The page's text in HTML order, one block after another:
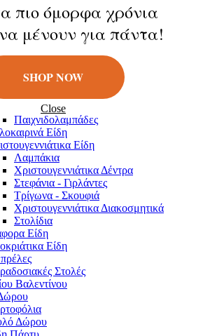
Κούκλες
Φιγούρες
Εξωτερικού Χώρου
Μπάλες
Πατίνια
Είδη
Είδη
Λαμπάδες
Παιχνιδολαμπάδες
Eίδη
Είδη
Λαμπάκια
Χριστουγεννιάτικα Δέντρα
Στεφάνια - Γιρλάντες
Τρίγωνα - Σκουφιά
Χριστουγεννιάτικα Διακοσμητικά
Στολίδια
Είδη
Είδη
Στολές
Βαλεντίνου
Δώρου
πιο όμορφα χρόνια
μένουν για πάντα!
SHOP NOW
Close